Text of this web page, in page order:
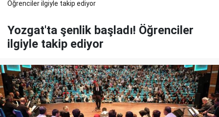
Öğrenciler ilgiyle takip ediyor
Yozgat'ta şenlik başladı! Öğrenciler
ilgiyle takip ediyor